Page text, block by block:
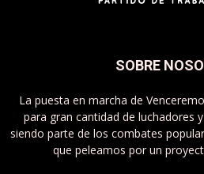
SOBRE
La puesta en marcha de
para gran cantidad de luchadores
siendo parte de los combates
que peleamos por un